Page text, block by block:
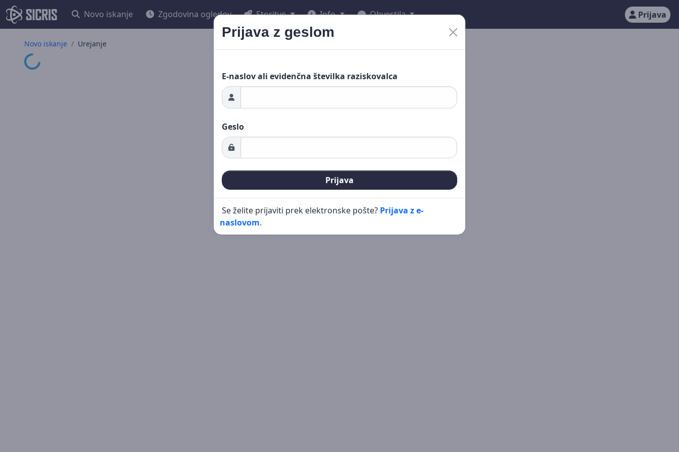
Novo iskanje Zgodovina ogledov Storitve Info Obvestila Prijava
Novo iskanje Urejanje
Nalaganje ...
Prijava z geslom
E-naslov ali evidenčna številka raziskovalca
Geslo
Prijava
Se želite prijaviti prek elektronske pošte? Prijava z e-
naslovom.